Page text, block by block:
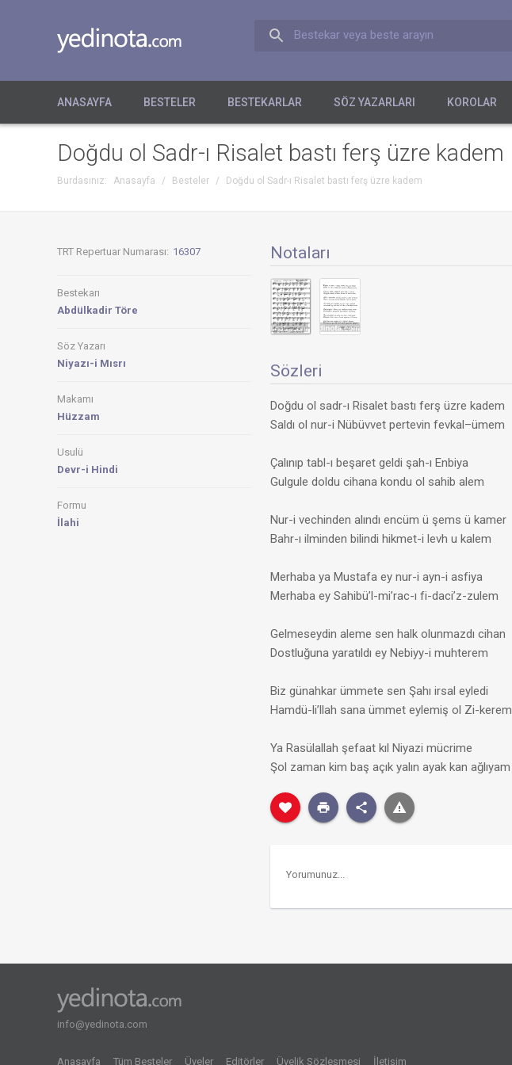
Bestekar veya beste arayın
ANASAYFA BESTELER BESTEKARLAR SÖZ YAZARLARI KOROLAR
Doğdu ol Sadr-ı Risalet bastı ferş üzre kadem
Burdasınız: Anasayfa / Besteler / Doğdu ol Sadr-ı Risalet bastı ferş üzre kadem
TRT Repertuar Numarası: 16307
Bestekarı
Abdülkadir Töre
Söz Yazarı
Niyazı-i Mısrı
Makamı
Hüzzam
Usulü
Devr-i Hindi
Formu
İlahi
Notaları
Sözleri
Doğdu ol sadr-ı Risalet bastı ferş üzre kadem
Saldı ol nur-i Nübüvvet pertevin fevkal–ümem
Çalınıp tabl-ı beşaret geldi şah-ı Enbiya
Gulgule doldu cihana kondu ol sahib alem
Nur-i vechinden alındı encüm ü şems ü kamer
Bahr-ı ilminden bilindi hikmet-i levh u kalem
Merhaba ya Mustafa ey nur-i ayn-i asfiya
Merhaba ey Sahibü’l-mi’rac-ı fi-daci’z-zulem
Gelmeseydin aleme sen halk olunmazdı cihan
Dostluğuna yaratıldı ey Nebiyy-i muhterem
Biz günahkar ümmete sen Şahı irsal eyledi
Hamdü-li’llah sana ümmet eylemiş ol Zi-kerem
Ya Rasülallah şefaat kıl Niyazi mücrime
Şol zaman kim baş açık yalın ayak kan ağlıyam
info@yedinota.com
Anasayfa Tüm Besteler Üyeler Editörler Üyelik Sözleşmesi İletişim